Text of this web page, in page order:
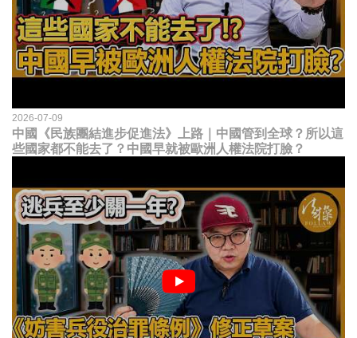
2026-07-09
中國《民族團結進步促進法》上路｜中國管到全球？所以這
些國家都不能去了？中國早就被歐洲人權法院打臉？